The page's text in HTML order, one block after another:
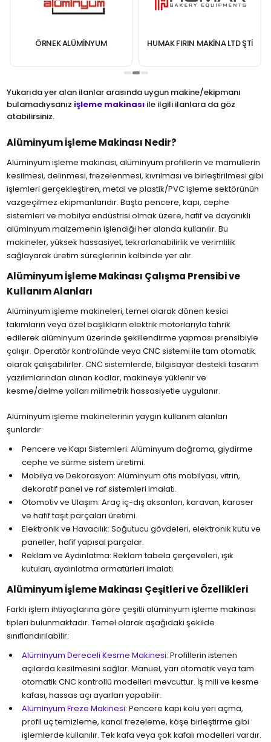
ÖRNEK ALÜMINYUM HUMAK FIRIN MAKINA LTD ŞTİ
Yukarıda yer alan ilanlar arasında uygun makine/ekipmanı
bulamadıysanız işleme makinası ile ilgili ilanlara da göz
atabilirsiniz.
Alüminyum İşleme Makinası Nedir?
Alüminyum işleme makinası, alüminyum profillerin ve mamullerin
kesilmesi, delinmesi, frezelenmesi, kıvrılması ve birleştirilmesi gibi
işlemleri gerçekleştiren, metal ve plastik/PVC işleme sektörünün
vazgeçilmez ekipmanlarıdır. Başta pencere, kapı, cephe
sistemleri ve mobilya endüstrisi olmak üzere, hafif ve dayanıklı
alüminyum malzemenin işlendiği her alanda kullanılır. Bu
makineler, yüksek hassasiyet, tekrarlanabilirlik ve verimlilik
sağlayarak üretim süreçlerinin kalbinde yer alır.
Alüminyum İşleme Makinası Çalışma Prensibi ve
Kullanım Alanları
Alüminyum işleme makineleri, temel olarak dönen kesici
takımların veya özel başlıkların elektrik motorlarıyla tahrik
edilerek alüminyum üzerinde şekillendirme yapması prensibiyle
çalışır. Operatör kontrolünde veya CNC sistemi ile tam otomatik
olarak çalışabilirler. CNC sistemlerde, bilgisayar destekli tasarım
yazılımlarından alınan kodlar, makineye yüklenir ve
kesme/delme yolları milimetrik hassasiyetle uygulanır.
Alüminyum işleme makinelerinin yaygın kullanım alanları
şunlardır:
Pencere ve Kapı Sistemleri: Alüminyum doğrama, giydirme
cephe ve sürme sistem üretimi.
Mobilya ve Dekorasyon: Alüminyum ofis mobilyası, vitrin,
dekoratif panel ve raf sistemleri imalatı.
Otomotiv ve Ulaşım: Araç iç-dış aksanları, karavan, karoser
ve hafif taşıt parçaları üretimi.
Elektronik ve Havacılık: Soğutucu gövdeleri, elektronik kutu ve
paneller, hafif yapısal parçalar.
Reklam ve Aydınlatma: Reklam tabela çerçeveleri, ışık
kutuları, aydınlatma armatürleri imalatı.
Alüminyum İşleme Makinası Çeşitleri ve Özellikleri
Farklı işlem ihtiyaçlarına göre çeşitli alüminyum işleme makinası
tipleri bulunmaktadır. Temel olarak aşağıdaki şekilde
sınıflandırılabilir:
Alüminyum Dereceli Kesme Makinesi: Profillerin istenen
açılarda kesilmesini sağlar. Manuel, yarı otomatik veya tam
otomatik CNC kontrollü modelleri mevcuttur. İş mili ve kesme
kafası, hassas açı ayarları yapabilir.
Alüminyum Freze Makinesi: Pencere kapı kolu yeri açma,
profil uç temizleme, kanal frezeleme, köşe birleştirme gibi
işlemlerde kullanılır. Tek kafa veya çok kafalı modelleri vardır.